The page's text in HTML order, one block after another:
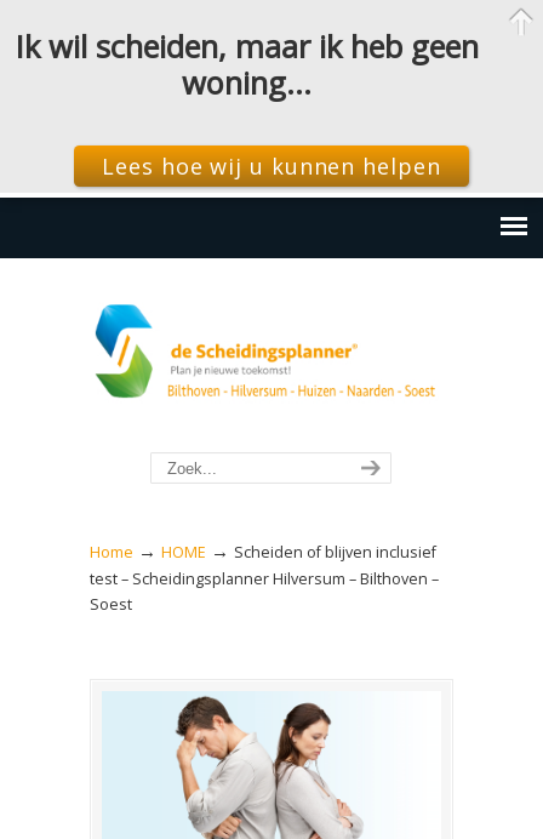
Home → HOME → Scheiden of blijven inclusief
test – Scheidingsplanner Hilversum – Bilthoven –
Soest
Ik wil scheiden, maar ik heb geen
woning…
Lees hoe wij u kunnen helpen